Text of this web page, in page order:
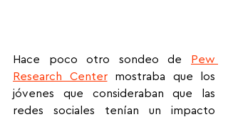
Hace poco otro sondeo de
Pew
Research Center mostraba que los
jóvenes que consideraban que las
redes sociales tenían un impacto